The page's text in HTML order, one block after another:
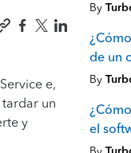
e,
un
y
By
de un
By
el